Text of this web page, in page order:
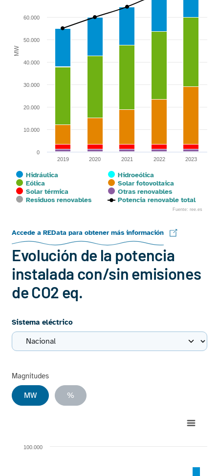
MW
Hidráulica
Hidroeólica
Eólica
Solar fotovoltaica
Solar térmica
Otras renovables
Residuos renovables
Potencia renovable total
2019 2020 2021 2022 2023
0
10.000
20.000
30.000
40.000
50.000
60.000
Fuente: ree.es
Accede a REData para obtener más información
Evolución de la potencia
instalada con/sin emisiones
de CO2 eq.
Sistema eléctrico
Magnitudes
MW %
100.000